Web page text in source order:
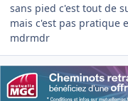
sans pied c'est tout de
mais c'est pas pratique
mdrmdr